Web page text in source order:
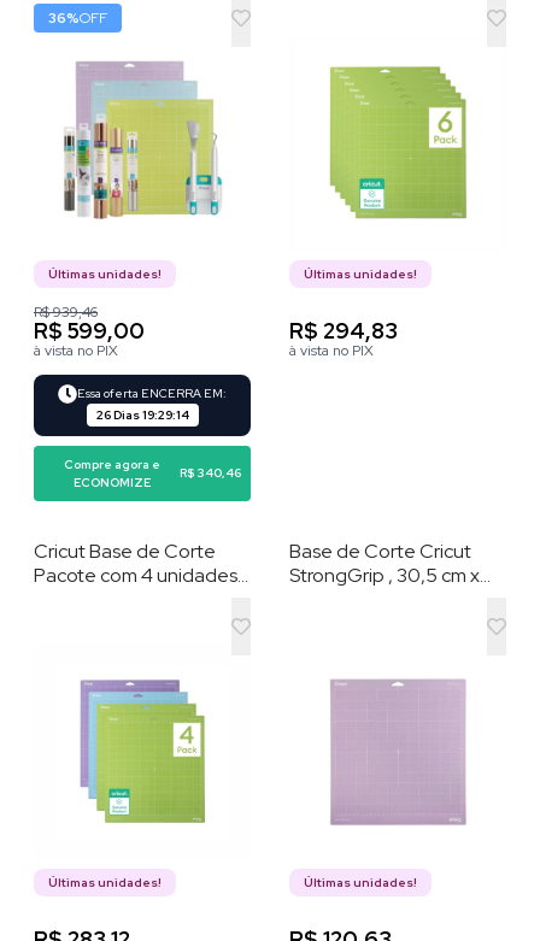
Explorer , Conjunto com
12 Itens para
Personalização
36%OFF
Últimas unidades!
R$ 939,46
R$ 599,00
à vista no PIX
Essa oferta ENCERRA EM:
26 Dias19:29:13
Compre agora e
ECONOMIZE
R$ 340,46
Últimas unidades!
R$ 294,83
à vista no PIX
Cricut Base de Corte
Pacote com 4 unidades
e forte - 30,5 cm x 30,5
Últimas unidades!
Base de Corte Cricut
StrongGrip , 30,5 cm x
Últimas unidades!